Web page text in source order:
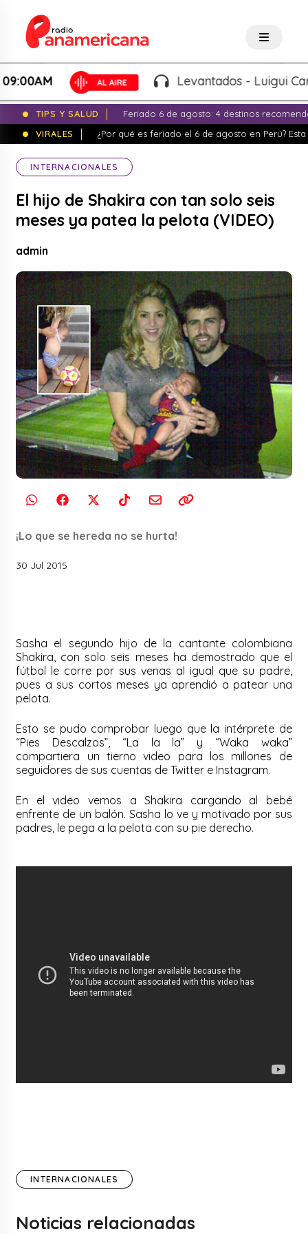
Levantados - Luigui
TIPS Y SALUD
Feriado 6 de agosto: 4 destinos
VIRALES
¿Por qué es feriado el 6 de agosto en Perú?
INTERNACIONALES
El hijo de Shakira con tan solo seis
meses ya patea la pelota (VIDEO)
admin
¡Lo que se hereda no se hurta!
30 Jul 2015
Sasha el segundo hijo de la cantante colombiana
Shakira, con solo seis meses ha demostrado que el
fútbol le corre por sus venas al igual que su padre,
pues a sus cortos meses ya aprendió a patear una
pelota.
Esto se pudo comprobar luego que la intérprete de
“Pies Descalzos”, “La la la” y “Waka waka”
compartiera un tierno video para los millones de
seguidores de sus cuentas de Twitter e Instagram.
En el video vemos a Shakira cargando al bebé
enfrente de un balón. Sasha lo ve y motivado por sus
padres, le pega a la pelota con su pie derecho.
INTERNACIONALES
Noticias relacionadas